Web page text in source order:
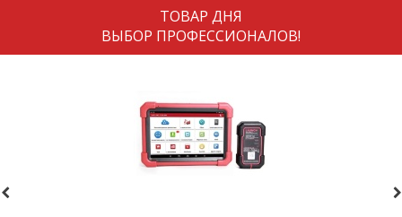
ТОВАР ДНЯ
ВЫБОР ПРОФЕССИОНАЛОВ!